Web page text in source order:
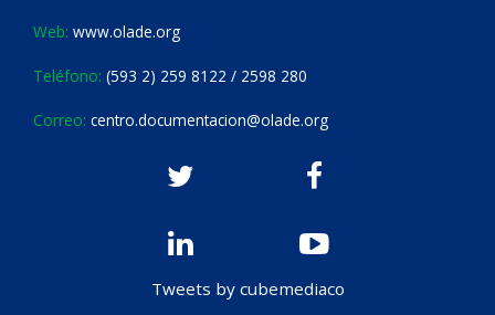
Web: www.olade.org
Teléfono: (593 2) 259 8122 / 2598 280
Correo: centro.documentacion@olade.org
Tweets by cubemediaco